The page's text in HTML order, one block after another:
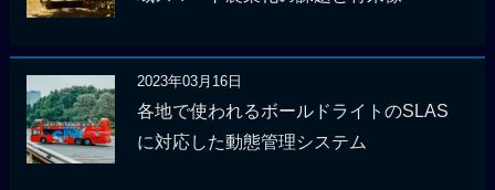
2023年03月16日
各地で使われるボールドライトのSLAS
に対応した動態管理システム